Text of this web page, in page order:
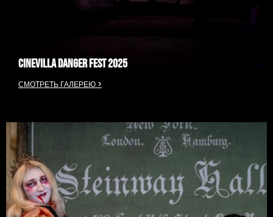
CINEVILLA DANGER FEST 2025
СМОТРЕТЬ ГАЛЕРЕЮ >